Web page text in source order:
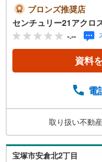
な住宅地に立
ております。
の3つの特徴＝
連続No.1（
崎・伊丹・宝
当店にお任せ
しも大歓迎で
台の新築戸建
物件を取り扱
い物件もご紹
社ホームペー
ブロンズ推奨店
センチュリー21アクロ
-.--
資料
電
取り扱い不動
宝塚市安倉北2丁目